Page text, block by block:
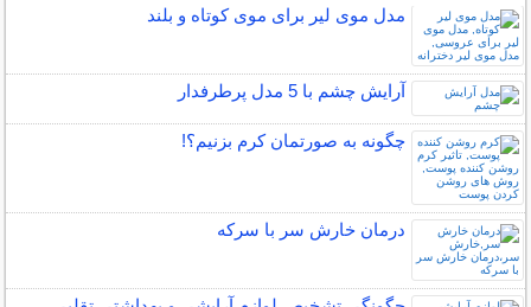
مدل موی لیر برای موی کوتاه و بلند
آرایش چشم با 5 مدل پرطرفدار
چگونه به صورتمان کرم بزنیم؟!
درمان خارش سر با سرکه